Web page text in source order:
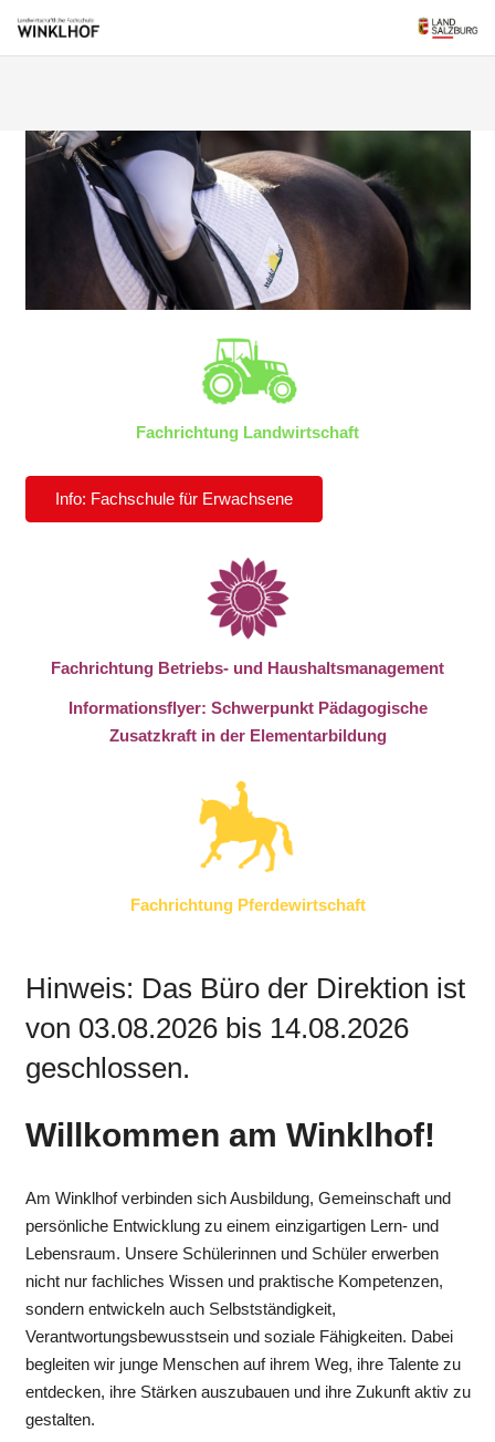
Fachrichtung Landwirtschaft
Info: Fachschule für Erwachsene
Fachrichtung Betriebs- und Haushaltsmanagement
Informationsflyer: Schwerpunkt Pädagogische
Zusatzkraft in der Elementarbildung
Fachrichtung Pferdewirtschaft
Hinweis: Das Büro der Direktion ist
von 03.08.2026 bis 14.08.2026
geschlossen.
Willkommen am Winklhof!
Am Winklhof verbinden sich Ausbildung, Gemeinschaft und
persönliche Entwicklung zu einem einzigartigen Lern- und
Lebensraum. Unsere Schülerinnen und Schüler erwerben
nicht nur fachliches Wissen und praktische Kompetenzen,
sondern entwickeln auch Selbstständigkeit,
Verantwortungsbewusstsein und soziale Fähigkeiten. Dabei
begleiten wir junge Menschen auf ihrem Weg, ihre Talente zu
entdecken, ihre Stärken auszubauen und ihre Zukunft aktiv zu
gestalten.